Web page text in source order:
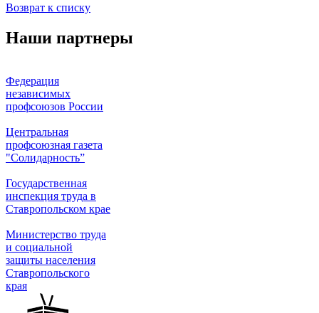
Возврат к списку
Наши партнеры
Федерация
независимых
профсоюзов России
Центральная
профсоюзная газета
"Солидарность”
Государственная
инспекция труда в
Ставропольском крае
Министерство труда
и социальной
защиты населения
Ставропольского
края